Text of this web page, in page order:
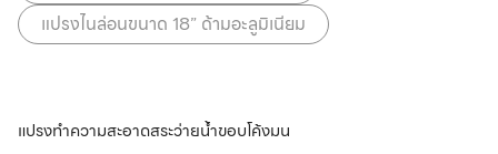
แปรงไนล่อนขนาด 18” ด้ามอะลูมิเนียม
แปรงทำความสะอาดสระว่ายน้ำขอบโค้งมน